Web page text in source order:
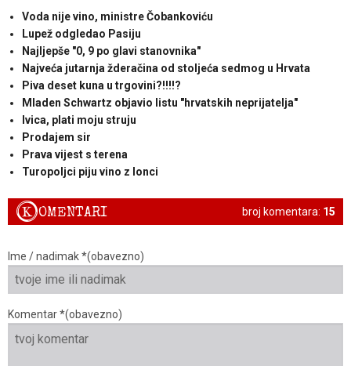
Voda nije vino, ministre Čobankoviću
Lupež odgledao Pasiju
Najljepše "0, 9 po glavi stanovnika"
Najveća jutarnja žderačina od stoljeća sedmog u Hrvata
Piva deset kuna u trgovini?!!!!?
Mladen Schwartz objavio listu "hrvatskih neprijatelja"
Ivica, plati moju struju
Prodajem sir
Prava vijest s terena
Turopoljci piju vino z lonci
broj komentara: 15
KOMENTARI
Ime / nadimak *(obavezno)
Komentar *(obavezno)